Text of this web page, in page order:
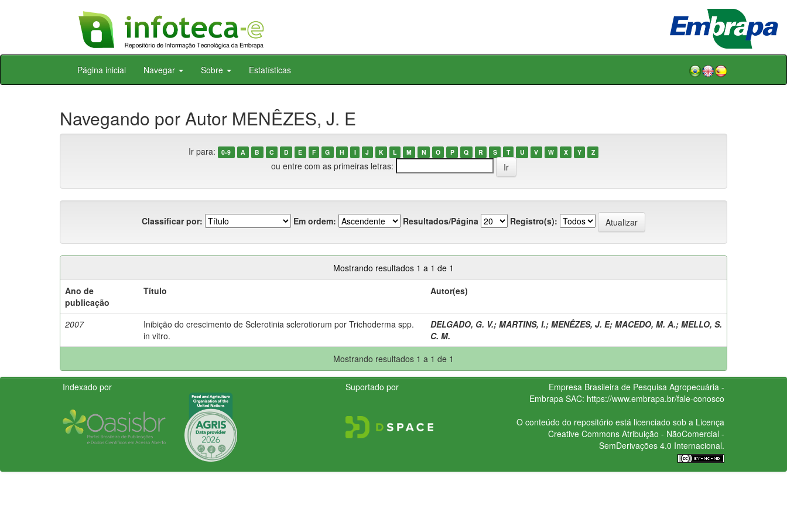
Skip
Página inicial Navegar Sobre Estatísticas
Navegando por Autor MENÊZES, J. E
Ir para: 0-9 A B C D E F G H I J K L M N O P Q R S T U V W X Y Z
ou entre com as primeiras letras:
Classificar por: Em ordem: Resultados/Página Registro(s):
Mostrando resultados 1 a 1 de 1
Ano de
publicação
Título Autor(es)
2007
Inibição do crescimento de Sclerotinia sclerotiorum por Trichoderma spp.
in vitro.
DELGADO, G. V.; MARTINS, I.; MENÊZES, J. E; MACEDO, M. A.; MELLO, S.
C. M.
Mostrando resultados 1 a 1 de 1
Indexado por Suportado por
Empresa Brasileira de Pesquisa Agropecuária -
Embrapa SAC: https://www.embrapa.br/fale-conosco
O conteúdo do repositório está licenciado sob a Licença
Creative CommonsAtribuição - NãoComercial -
SemDerivações 4.0 Internacional.